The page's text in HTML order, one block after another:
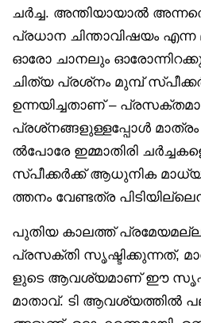
ചർച്ച. അന്തിയായാൽ
പ്രധാന ചിന്താവിഷയം എന്ന
ഓരോ ചാനലും
ചിത്യ പ്രശ്‌നം മുമ്പ്
ഉന്നയിച്ചതാണ് –
പ്രശ്‌നങ്ങളുള്ളപ്പോൾ മാത്രം
ൽപോരേ ഇമ്മാതിരി
സ്പീക്കർക്ക് ആധുനിക
ത്തനം വേണ്ടത്ര
പുതിയ കാലത്ത്
പ്രസക്തി സൃഷ്ടിക്കുന്നത്,
ളുടെ ആവശ്യമാണ് ഈ
മാതാവ്. ടി ആവശ്യത്തിൽ